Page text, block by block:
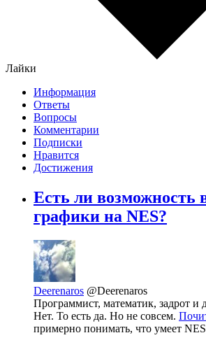
Лайки
Информация
Ответы
Вопросы
Комментарии
Подписки
Нравится
Достижения
Есть ли возможность
графики на NES?
Deerenaros @Deerenaros
Программист, математик, задрот и
Нет. То есть да. Но не совсем.
примерно понимать, что умеет